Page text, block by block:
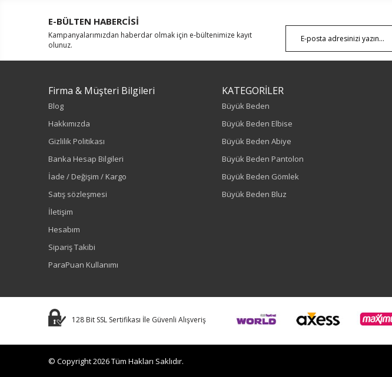
E-BÜLTEN HABERCİSİ
Kampanyalarımızdan haberdar olmak için e-bültenimize kayıt
olunuz.
Firma & Müşteri Bilgileri
Blog
Hakkımızda
Gizlilik Politikası
Banka Hesap Bilgileri
İade / Değişim / Kargo
Satış sözleşmesi
İletişim
Hesabım
Sipariş Takibi
ParaPuan Kullanımı
KATEGORİLER
Büyük Beden
Büyük Beden Elbise
Büyük Beden Abiye
Büyük Beden Pantolon
Büyük Beden Gömlek
Büyük Beden Bluz
128 Bit SSL Sertifikası İle Güvenli Alışveriş
© Copyright 2026 Tüm Hakları Saklıdır.